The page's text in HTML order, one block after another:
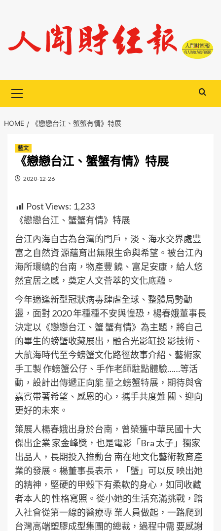
content
Menu
HOME 《戀戀台江、蟹蟹有情》特展
藝文
《戀戀台江、蟹蟹有情》特展
2020-12-26
Post Views: 1,233
《戀戀台江、蟹蟹有情》特展
台江內海自古為台灣的門戶，淡、海水交界處豐
富之自然資 源蘊育出無限生命與希望。被台江內
海所環繞的台南，物產豐 饒、富足安康，給人悠
然宜居之感，奠定人文薈萃的文化底蘊。
今年適逢新型冠狀病毒肆虐全球、整體局勢動
盪，面對 2020 年種種不安與惶恐，楊春娥董事長
決定以《戀戀台江、蟹 蟹有情》為主題，將自己
的畢生的螃蟹收藏展出，融合光影缸投 影技術、
大航海時代至今螃蟹文化路徑故事介紹、藝術家
手工製 作螃蟹公仔、手作老師駐點體驗……等活
動，設計出傳遞正向能 量之螃蟹特展，期待與會
嘉賓帶著希望、感恩的心，攜手共度難 關、迎向
更好的未來。
策展人楊春娥出身於台南，曾榮獲中華民國十大
傑出企業 家金峰獎，也是電影「Bra 太子」獨家
出品人，長期投入推動台 南在地文化藝術教育產
業的發展。楊董事長表示，「蟹」可以反 映出她
的精神，堅硬的甲殼下有柔軟的身心，如同收藏
者本人的 性格寫照。從小她的生活充滿挑戰，踏
入社會從第一線的醫療專 業人員做起，一路爬到
台灣高端塑膠成型集團的總裁，過程中需 要感謝